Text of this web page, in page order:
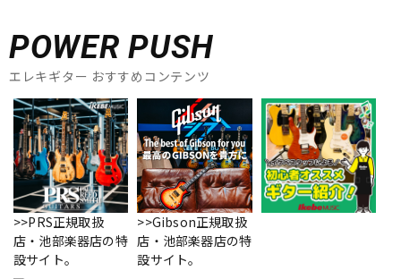
POWER PUSH
エレキギター おすすめコンテンツ
>>PRS正規取扱
店・池部楽器店の特
設サイト。
>>Gibson正規取扱
店・池部楽器店の特
設サイト。